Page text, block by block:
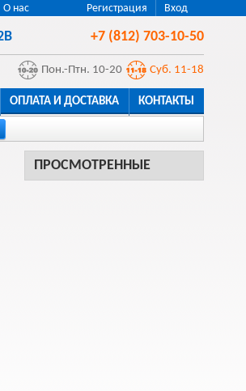
Регистрация Вход
О нас
+7 (812) 703-10-50
Пон.-Птн. 10-20 Суб. 11-18
ОПЛАТА И ДОСТАВКА КОНТАКТЫ
ПРОСМОТРЕННЫЕ